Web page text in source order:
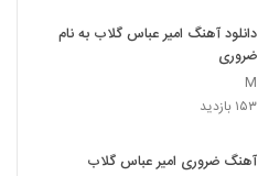
دانلود آهنگ امیر عباس گلاب به نام
ضروری
M
۱۵۳ بازدید
آهنگ ضروری امیر عباس گلاب